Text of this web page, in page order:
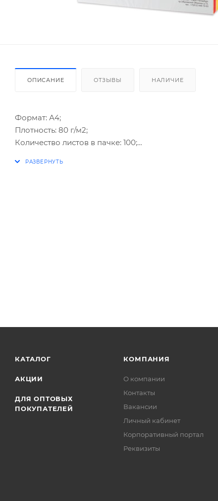
ОПИСАНИЕ ОТЗЫВЫ НАЛИЧИЕ
Формат: А4;
Плотность: 80 г/м2;
Количество листов в пачке: 100;
КАТАЛОГ
АКЦИИ
ДЛЯ ОПТОВЫХ
ПОКУПАТЕЛЕЙ
КОМПАНИЯ
О компании
Контакты
Вакансии
Личный кабинет
Корпоративный портал
Реквизиты